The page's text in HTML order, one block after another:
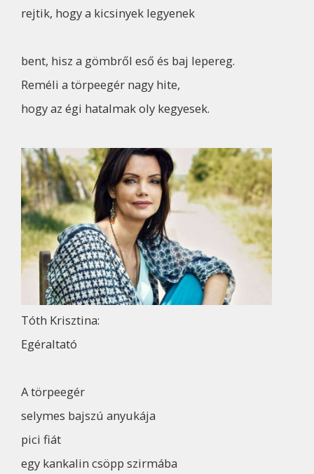
rejtik, hogy a kicsinyek legyenek
bent, hisz a gömbről eső és baj lepereg.
Reméli a törpeegér nagy hite,
hogy az égi hatalmak oly kegyesek.
Tóth Krisztina:
Egéraltató
A törpeegér
selymes bajszú anyukája
pici fiát
egy kankalin csöpp szirmába